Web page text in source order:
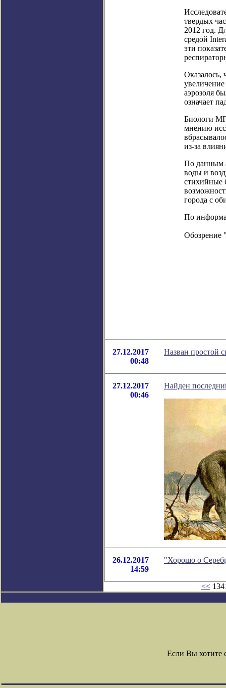
твердых
2012 год.
средой
эти
Оказалось,
аэрозоля
означает
Биологи
мнению
из-за
По данным
воды и
стихийные
города с
По
Обозрение
27.12.2017
00:48
Назван простой
27.12.2017
00:46
Найден
26.12.2017
14:59
"Хорошо о
<<
Если Вы хотите